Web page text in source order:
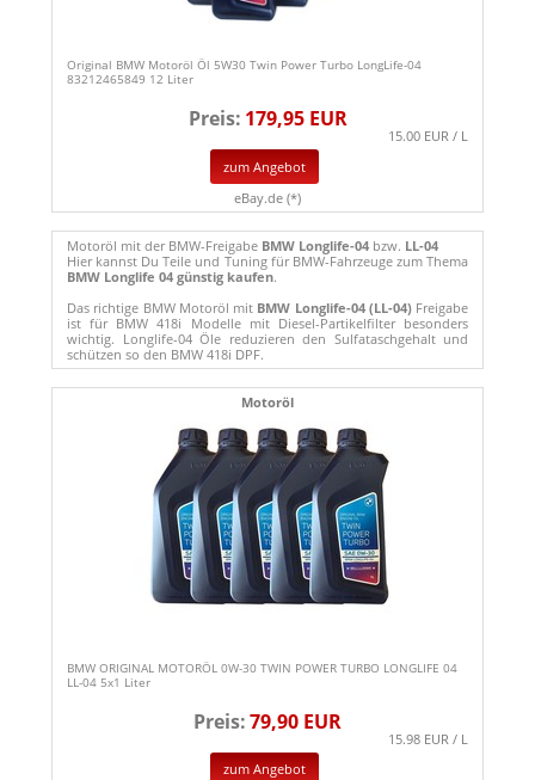
Original BMW Motoröl Öl 5W30 Twin Power Turbo LongLife-04
83212465849 12 Liter
Preis: 179,95 EUR
15.00 EUR / L
zum Angebot
eBay.de (*)
Motoröl mit der BMW-Freigabe BMW Longlife-04 bzw. LL-04
Hier kannst Du Teile und Tuning für BMW-Fahrzeuge zum Thema
BMW Longlife 04 günstig kaufen.
Das richtige BMW Motoröl mit BMW Longlife-04 (LL-04)Freigabe
ist für BMW 418i Modelle mit Diesel-Partikelfilter besonders
wichtig. Longlife-04 Öle reduzieren den Sulfataschgehalt und
schützen so den BMW 418i DPF.
Motoröl
BMW ORIGINAL MOTORÖL 0W-30 TWIN POWER TURBO LONGLIFE 04
LL-04 5x1 Liter
Preis:79,90 EUR
15.98 EUR / L
zum Angebot